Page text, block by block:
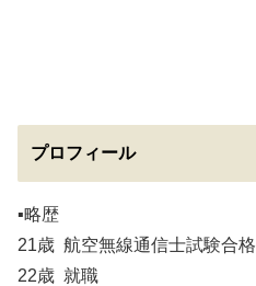
プロフィール
▪️略歴
21歳 航空無線通信士試験合格
22歳 就職